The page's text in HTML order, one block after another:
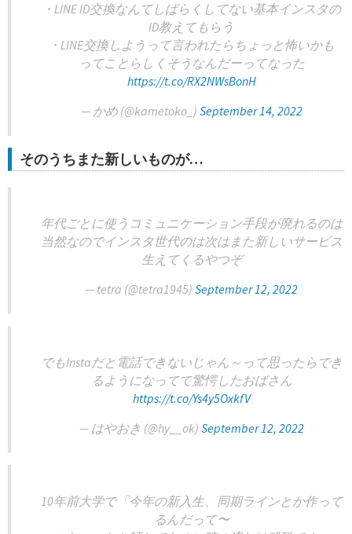
・LINE ID交換なんてしばらくしてない基本インスタの
ID教えてもらう
・LINE交換しようって言われたらちょっと怖いかも
ってことらしくそうなんだーってなった
https://t.co/RX2NWsBonH
— かめ (@kametoko_) September 14, 2022
そのうちまた新しいものが…
年代ごとに使うコミュニケーション手段が廃れるのは
当然なのでインスタ世代のは次はまた新しいサービス
生えてくるやつぞ
— tetra (@tetra1945) September 12, 2022
でもInstaだと電話できないじゃん～って思ったらでき
るようになってて驚愕したおばさん
https://t.co/Ys4y5OxkfV
— はやおき (@hy__ok) September 12, 2022
10年前大学で「今年の新入生、同期ラインとか作って
るんだって〜